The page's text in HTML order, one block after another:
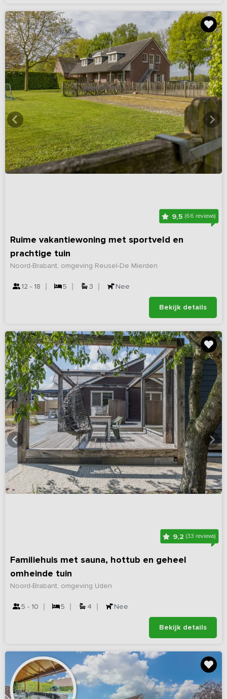
9,5 (66 reviews)
Ruime vakantiewoning met sportveld en
prachtige tuin
Noord-Brabant, omgeving Reusel-De Mierden
12 - 18 5 3 Nee
Bekijk details
9,2 (33 reviews)
Familiehuis met sauna, hottub en geheel
omheinde tuin
Noord-Brabant, omgeving Uden
5 - 10 5 4 Nee
Bekijk details